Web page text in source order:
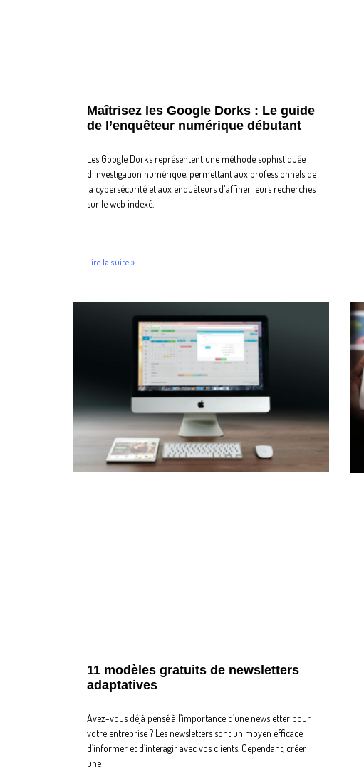
Maîtrisez les Google Dorks : Le guide
de l’enquêteur numérique débutant
Les Google Dorks représentent une méthode sophistiquée
d'investigation numérique, permettant aux professionnels de
la cybersécurité et aux enquêteurs d'affiner leurs recherches
sur le web indexé.
Lire la suite »
11 modèles gratuits de newsletters
adaptatives
Avez-vous déjà pensé à l’importance d’une newsletter pour
votre entreprise ? Les newsletters sont un moyen efficace
d’informer et d’interagir avec vos clients. Cependant, créer
une